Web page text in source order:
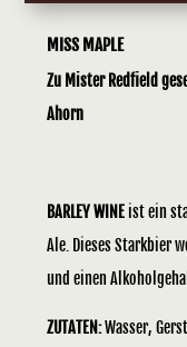
MISS MAPLE
Zu Mister Redfield
Ahorn
BARLEY WINE ist ein
Ale. Dieses Starkbier
und einen
ZUTATEN:Wasser,